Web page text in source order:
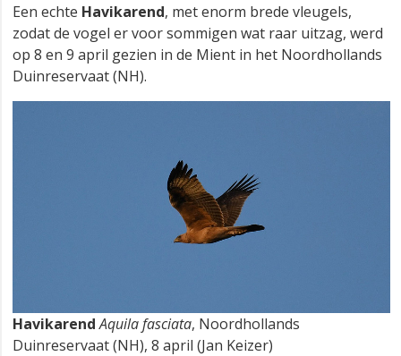
Een echte Havikarend, met enorm brede vleugels,
zodat de vogel er voor sommigen wat raar uitzag, werd
op 8 en 9 april gezien in de Mient in het Noordhollands
Duinreservaat (NH).
Havikarend Aquila fasciata, Noordhollands
Duinreservaat (NH), 8 april (Jan Keizer)